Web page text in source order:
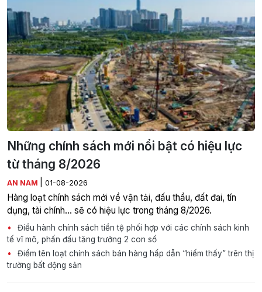
Những chính sách mới nổi bật có hiệu lực
từ tháng 8/2026
AN NAM 01-08-2026
Hàng loạt chính sách mới về vận tải, đấu thầu, đất đai, tín
dụng, tài chính... sẽ có hiệu lực trong tháng 8/2026.
Điều hành chính sách tiền tệ phối hợp với các chính sách kinh
tế vĩ mô, phấn đấu tăng trưởng 2 con số
Điểm tên loạt chính sách bán hàng hấp dẫn “hiếm thấy” trên thị
trường bất động sản